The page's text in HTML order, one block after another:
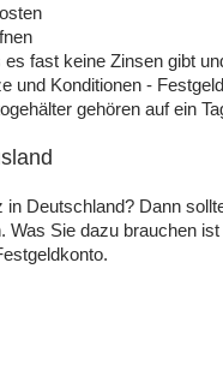
fast keine Zinsen gibt
und Konditionen -
gehören auf ein
Deutschland? Dann
Was Sie dazu brauchen ist